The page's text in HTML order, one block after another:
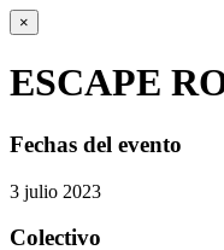
×
ESCAPE
Fechas del evento
3 julio 2023
Colectivo